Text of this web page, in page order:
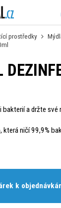
prostředky
bakterií a držte své
ničí 99,9%
k